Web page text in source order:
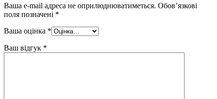
Ваша e-mail адреса не оприлюднюватиметься. Обов’язкові
поля позначені *
Ваша оцінка *
Ваш відгук *